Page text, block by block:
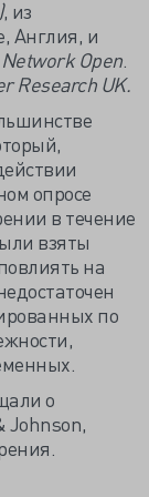
, из
Англия, и
Open.
Research UK.
опросе
в течение
взяты
на
по
о
Johnson,